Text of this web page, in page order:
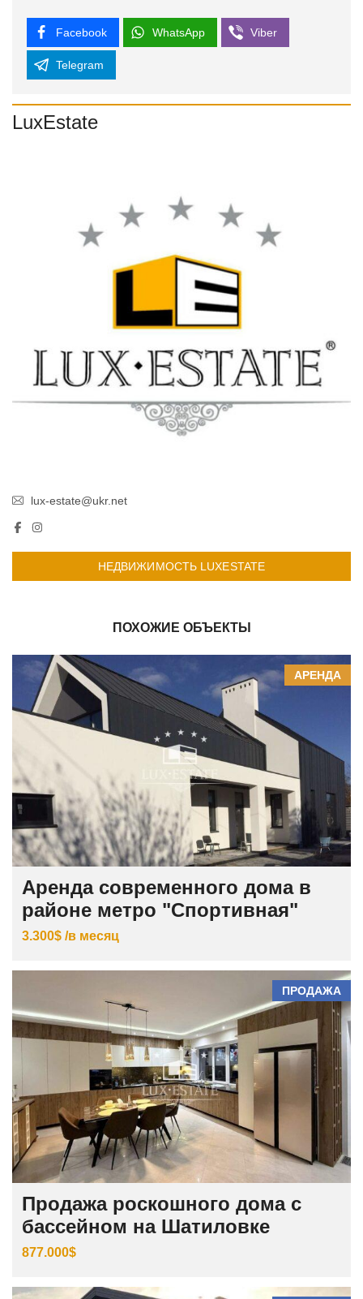
Facebook WhatsApp Viber
Telegram
LuxEstate
lux-estate@ukr.net
НЕДВИЖИМОСТЬ LUXESTATE
ПОХОЖИЕ ОБЪЕКТЫ
АРЕНДА
Аренда современного дома в
районе метро "Спортивная"
3.300$ /в месяц
ПРОДАЖА
Продажа роскошного дома с
бассейном на Шатиловке
877.000$